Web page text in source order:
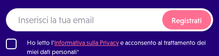
Registrati
Ho letto l'Informativa sulla Privacye acconsento al trattamento dei
miei dati personali*